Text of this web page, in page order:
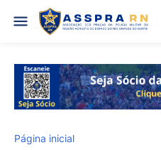
Página inicial